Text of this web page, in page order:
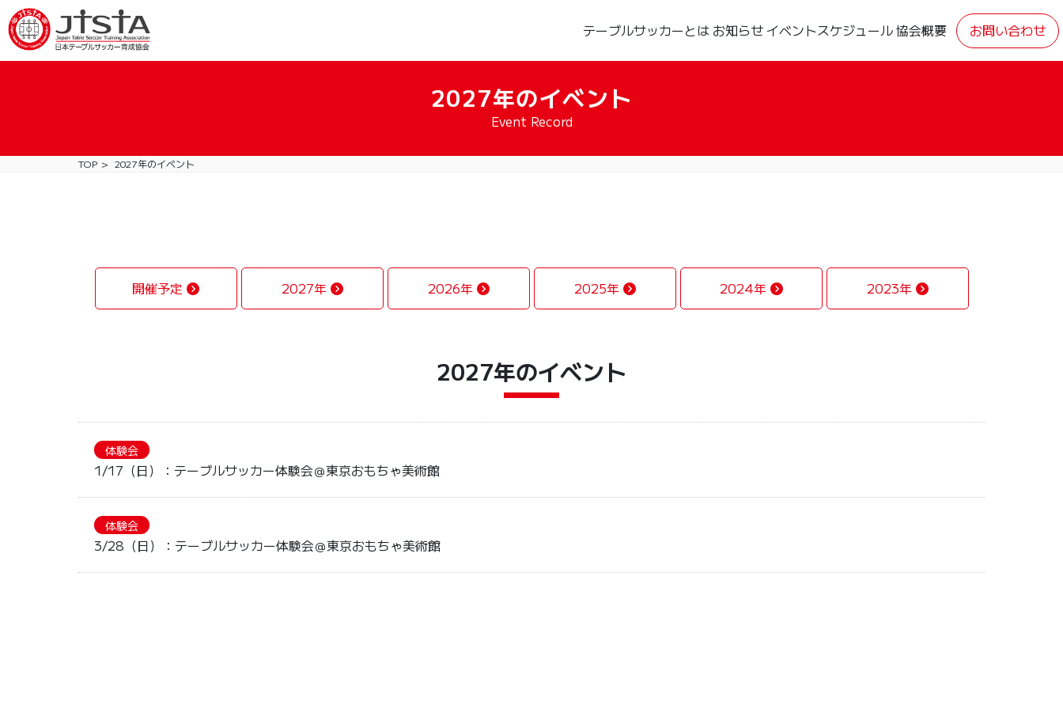
テーブルサッカーとは お知らせ イベントスケジュール協会概要 お問い合わせ
2027年のイベント
Event Record
TOP 2027年のイベント
開催予定 2027年 2026年 2025年 2024年 2023年
2027年のイベント
体験会
1/17（日）：テーブルサッカー体験会＠東京おもちゃ美術館
体験会
3/28（日）：テーブルサッカー体験会＠東京おもちゃ美術館